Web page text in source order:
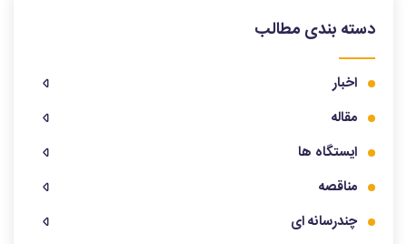
دسته بندی مطالب
اخبار
مقاله
ایستگاه ها
مناقصه
چندرسانه ای